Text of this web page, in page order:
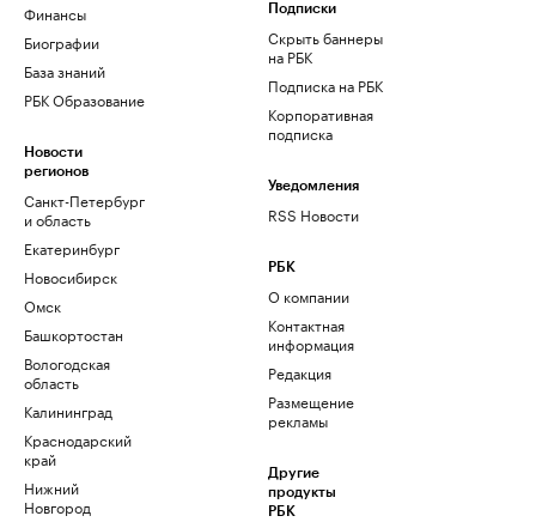
Финансы
Биографии
База знаний
РБК Образование
Новости
регионов
Санкт-Петербург
и область
Екатеринбург
Новосибирск
Омск
Башкортостан
Вологодская
область
Калининград
Краснодарский
край
Нижний
Новгород
Подписки
Скрыть баннеры
на РБК
Подписка на РБК
Корпоративная
подписка
Уведомления
RSS Новости
РБК
О компании
Контактная
информация
Редакция
Размещение
рекламы
Другие
продукты
РБК